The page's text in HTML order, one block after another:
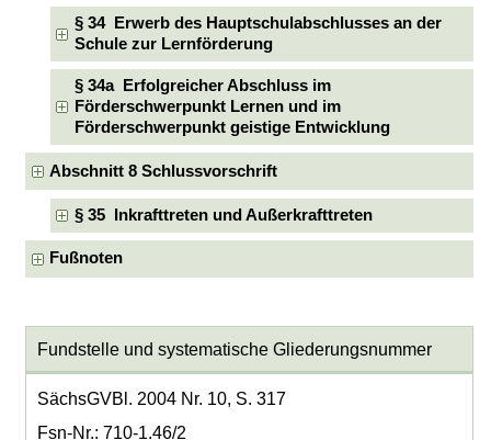
§ 34 Erwerb des Hauptschulabschlusses an der
Schule zur Lernförderung
§ 34a Erfolgreicher Abschluss im
Förderschwerpunkt Lernen und im
Förderschwerpunkt geistige Entwicklung
Abschnitt 8 Schlussvorschrift
§ 35 Inkrafttreten und Außerkrafttreten
Fußnoten
Fundstelle und systematische Gliederungsnummer
SächsGVBl. 2004 Nr. 10, S. 317
Fsn-Nr.: 710-1.46/2